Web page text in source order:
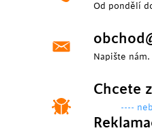
Od pondělí
Napište nám.
Chcete
----